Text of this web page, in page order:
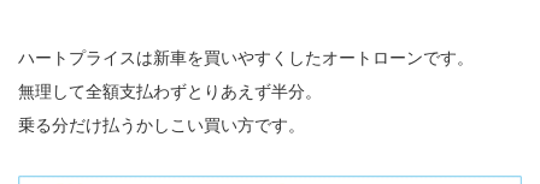
ハートプライスは新車を買いやすくしたオートローンです。
無理して全額支払わずとりあえず半分。
乗る分だけ払うかしこい買い方です。